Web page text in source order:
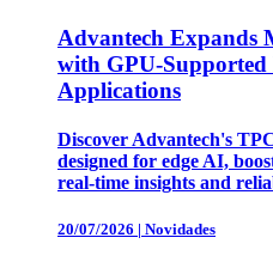
Advantech
with GPU-
Applications
Discover Advantech's
designed for edge AI,
real-time insights and
20/07/2026 | Novidades